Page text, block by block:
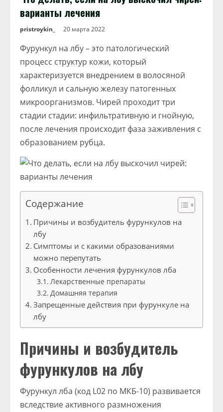
варианты лечения
pristroykin_ 20 марта 2022
Фурункул на лбу – это патологический
процесс структур кожи, который
характеризуется внедрением в волосяной
фолликул и сальную железу патогенных
микроорганизмов. Чирей проходит три
стадии стадии: инфильтративную и гнойную,
после лечения происходит фаза заживления с
образованием рубца.
Содержание
Причины и возбудитель фурункулов на
лбу
Симптомы и с какими образованиями
можно перепутать
Особенности лечения фурункулов лба
Лекарственные препараты
Домашняя терапия
Запрещенные действия при фурункуле на
лбу
Причины и возбудитель
фурункулов на лбу
Фурункул лба (код L02 по МКБ-10) развивается
вследствие активного размножения